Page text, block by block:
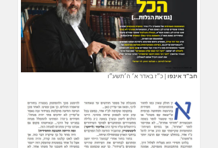
חב"ד אינפו |כ״ז באדר א׳ ה׳תשע״ו